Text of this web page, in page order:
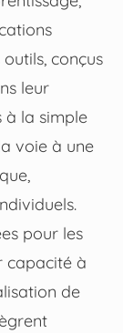
conçus
leur
à la simple
voie à une
pour les
capacité à
de